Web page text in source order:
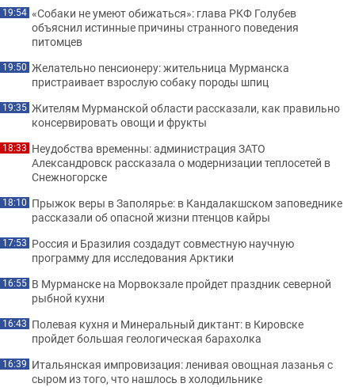
19:54 «Собаки не умеют обижаться»: глава РКФ Голубев
объяснил истинные причины странного поведения
питомцев
19:50 Желательно пенсионеру: жительница Мурманска
пристраивает взрослую собаку породы шпиц
19:35 Жителям Мурманской области рассказали, как правильно
консервировать овощи и фрукты
18:33 Неудобства временны: администрация ЗАТО
Александровск рассказала о модернизации теплосетей в
Снежногорске
18:10 Прыжок веры в Заполярье: в Кандалакшском заповеднике
рассказали об опасной жизни птенцов кайры
17:53 Россия и Бразилия создадут совместную научную
программу для исследования Арктики
16:55 В Мурманске на Морвокзале пройдет праздник северной
рыбной кухни
16:43 Полевая кухня и Минеральный диктант: в Кировске
пройдет большая геологическая барахолка
16:39 Итальянская импровизация: ленивая овощная лазанья с
сыром из того, что нашлось в холодильнике